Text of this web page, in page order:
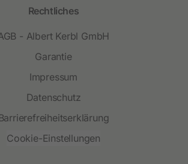
Rechtliches
- Albert Kerbl GmbH
Garantie
Impressum
Datenschutz
Cookie-Einstellungen